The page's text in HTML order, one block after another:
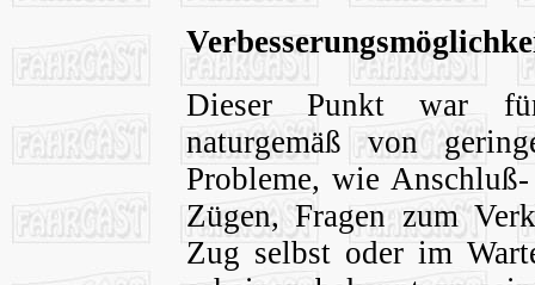
Dieser Punkt war für
naturgemäß von
Probleme, wie
Zügen, Fragen zum
Zug selbst oder im